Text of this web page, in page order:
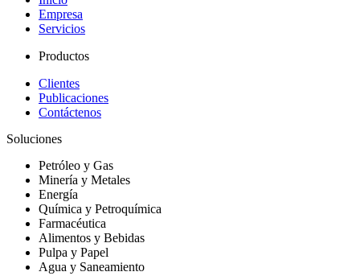
Empresa
Servicios
Productos
Clientes
Publicaciones
Contáctenos
Soluciones
Petróleo y Gas
Minería y Metales
Energía
Química y Petroquímica
Farmacéutica
Alimentos y Bebidas
Pulpa y Papel
Agua y Saneamiento